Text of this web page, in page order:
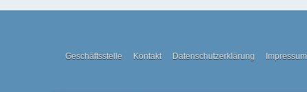
Geschäftsstelle Kontakt Datenschutzerklärung Impressum